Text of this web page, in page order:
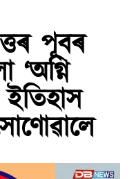
পূবৰ
‘অগ্নি
ইতিহাস